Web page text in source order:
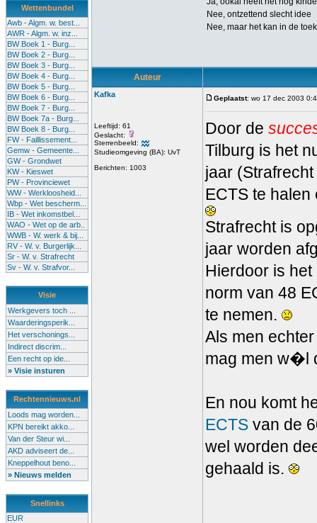
Wettenbundel
Awb - Algm. w. best...
AWR - Algm. w. inz...
BW Boek 1 - Burg...
BW Boek 2 - Burg...
BW Boek 3 - Burg...
BW Boek 4 - Burg...
BW Boek 5 - Burg...
BW Boek 6 - Burg...
BW Boek 7 - Burg...
BW Boek 7a - Burg...
BW Boek 8 - Burg...
FW - Faillissement...
Gemw - Gemeente...
GW - Grondwet
KW - Kieswet
PW - Provinciewet
WW - Werkloosheid...
Wbp - Wet bescherm...
IB - Wet inkomstbel...
WAO - Wet op de arb..
WWB - W. werk & bij...
RV - W. v. Burgerlijk...
Sr - W. v. Strafrecht
Sv - W. v. Strafvor...
Visie
Werkgevers toch ...
Waarderingsperik...
Het verschonings...
Indirect discrim...
Een recht op ide...
» Visie insturen
Rechtennieuws.nl
Loods mag worden...
KPN bereikt akko...
Van der Steur wi...
AKD adviseert de...
Kneppelhout beno...
» Nieuws melden
Snellinks
EUR
Nee, ontzettend slecht idee
Nee, maar het kan in de
Auteur
Kafka
Leeftijd: 61
Geslacht:
Sterrenbeeld:
Studieomgeving (BA): UvT
Berichten: 1003
Geplaatst: wo 17 dec 2003
Door de
Tilburg is het
jaar
ECTS te
Strafrecht is
jaar worden
Hierdoor is
norm van 48
te nemen.
Als men
mag men w�l
En nou komt
ECTS van de
wel worden
gehaald is.